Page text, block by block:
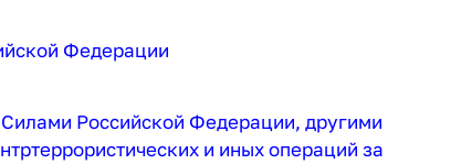
Федерации
Российской Федерации, другими
и иных операций за